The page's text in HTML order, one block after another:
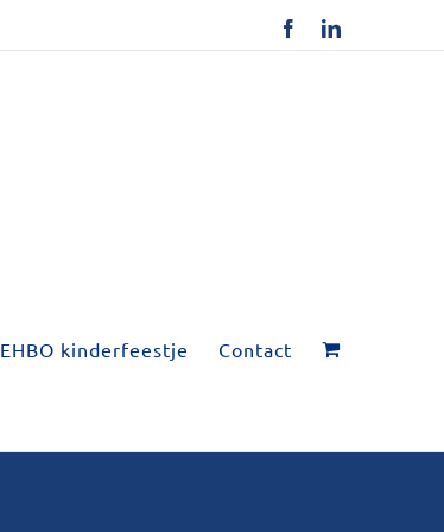
FacebookLinkedIn
EHBO kinderfeestje Contact